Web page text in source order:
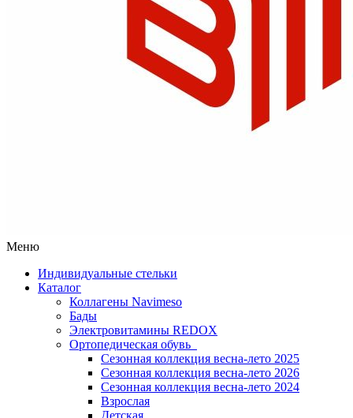
Меню
Индивидуальные стельки
Каталог
Коллагены Navimeso
Бады
Электровитамины REDOX
Ортопедическая обувь
Сезонная коллекция весна-лето 2025
Сезонная коллекция весна-лето 2026
Сезонная коллекция весна-лето 2024
Взрослая
Детская